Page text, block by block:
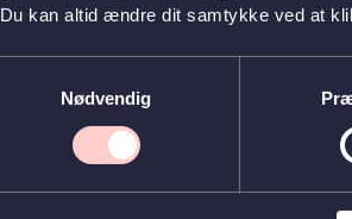
Du kan altid ændre dit samtykke ved at
Nødvendig